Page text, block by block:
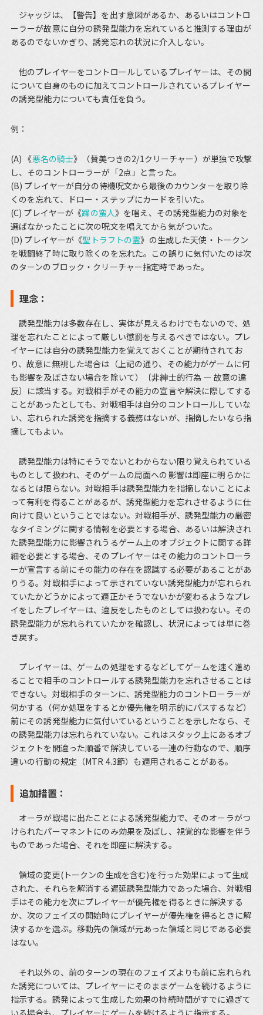
ジャッジは、【警告】を出す意図があるか、あるいはコントロ
ーラーが故意に自分の誘発型能力を忘れていると推測する理由が
あるのでないかぎり、誘発忘れの状況に介入しない。
他のプレイヤーをコントロールしているプレイヤーは、その間
について自身のものに加えてコントロールされているプレイヤー
の誘発型能力についても責任を負う。
例：
(A) 《悪名の騎士》（賛美つきの2/1クリーチャー）が単独で攻撃
し、そのコントローラーが「2点」と言った。
(B) プレイヤーが自分の待機呪文から最後のカウンターを取り除
くのを忘れて、ドロー・ステップにカードを引いた。
(C) プレイヤーが《躁の蛮人》を唱え、その誘発型能力の対象を
選ばなかったことに次の呪文を唱えてから気がついた。
(D) プレイヤーが《聖トラフトの霊》の生成した天使・トークン
を戦闘終了時に取り除くのを忘れた。この誤りに気付いたのは次
のターンのブロック・クリーチャー指定時であった。
理念：
誘発型能力は多数存在し、実体が見えるわけでもないので、処
理を忘れたことによって厳しい懲罰を与えるべきではない。プレ
イヤーには自分の誘発型能力を覚えておくことが期待されてお
り、故意に無視した場合は（上記の通り、その能力がゲームに何
も影響を及ぼさない場合を除いて）〔非紳士的行為 ― 故意の違
反〕に該当する。対戦相手がその能力の宣言や解決に際してする
ことがあったとしても、対戦相手は自分のコントロールしていな
い、忘れられた誘発を指摘する義務はないが、指摘したいなら指
摘してもよい。
誘発型能力は特にそうでないとわからない限り覚えられている
ものとして扱われ、そのゲームの局面への影響は即座に明らかに
なるとは限らない。対戦相手は誘発型能力を指摘しないことによ
って有利を得ることがあるが、誘発型能力を忘れさせるように仕
向けて良いということではない。対戦相手が、誘発型能力の厳密
なタイミングに関する情報を必要とする場合、あるいは解決され
た誘発型能力に影響されうるゲーム上のオブジェクトに関する詳
細を必要とする場合、そのプレイヤーはその能力のコントローラ
ーが宣言する前にその能力の存在を認識する必要があることがあ
りうる。対戦相手によって示されていない誘発型能力が忘れられ
ていたかどうかによって適正かそうでないかが変わるようなプレ
イをしたプレイヤーは、違反をしたものとしては扱わない。その
誘発型能力が忘れられていたかを確認し、状況によっては単に巻
き戻す。
プレイヤーは、ゲームの処理をするなどしてゲームを速く進め
ることで相手のコントロールする誘発型能力を忘れさせることは
できない。対戦相手のターンに、誘発型能力のコントローラーが
何かする（何か処理をするとか優先権を明示的にパスするなど）
前にその誘発型能力に気付いているということを示したなら、そ
の誘発型能力は忘れられていない。これはスタック上にあるオブ
ジェクトを間違った順番で解決している一連の行動なので、順序
違いの行動の規定（MTR 4.3節）も適用されることがある。
追加措置：
オーラが戦場に出たことによる誘発型能力で、そのオーラがつ
けられたパーマネントにのみ効果を及ぼし、視覚的な影響を伴う
ものであった場合、それを即座に解決する。
領域の変更(トークンの生成を含む)を行った効果によって生成
された、それらを解消する遅延誘発型能力であった場合、対戦相
手はその能力を次にプレイヤーが優先権を得るときに解決する
か、次のフェイズの開始時にプレイヤーが優先権を得るときに解
決するかを選ぶ。移動先の領域が元あった領域と同じである必要
はない。
それ以外の、前のターンの現在のフェイズよりも前に忘れられ
た誘発については、プレイヤーにそのままゲームを続けるように
指示する。誘発によって生成した効果の持続時間がすでに過ぎて
いる場合も、プレイヤーにゲームを続けるように指示する。